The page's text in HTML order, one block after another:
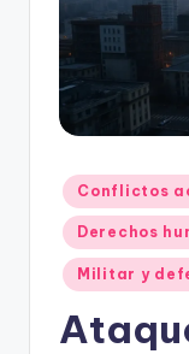
Publicado
en
Conflictos
Derechos
Militar y